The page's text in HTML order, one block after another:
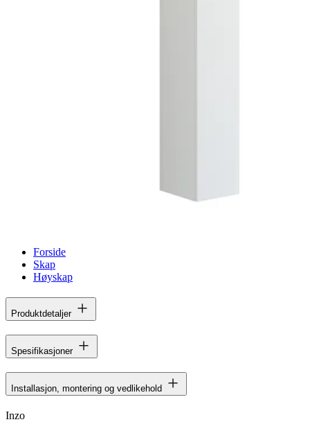
Forside
Skap
Høyskap
Produktdetaljer
Spesifikasjoner
Installasjon, montering og vedlikehold
Inzo